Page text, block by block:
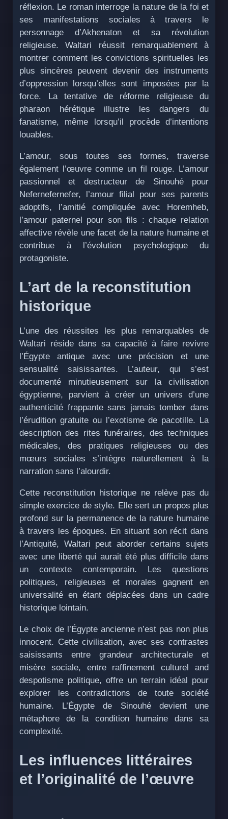
réflexion. Le roman interroge la nature de la foi et
ses manifestations sociales à travers le
personnage d’Akhenaton et sa révolution
religieuse. Waltari réussit remarquablement à
montrer comment les convictions spirituelles les
plus sincères peuvent devenir des instruments
d’oppression lorsqu’elles sont imposées par la
force. La tentative de réforme religieuse du
pharaon hérétique illustre les dangers du
fanatisme, même lorsqu’il procède d’intentions
louables.
L’amour, sous toutes ses formes, traverse
également l’œuvre comme un fil rouge. L’amour
passionnel et destructeur de Sinouhé pour
Nefernefernefer, l’amour filial pour ses parents
adoptifs, l’amitié compliquée avec Horemheb,
l’amour paternel pour son fils : chaque relation
affective révèle une facet de la nature humaine et
contribue à l’évolution psychologique du
protagoniste.
L’art de la reconstitution
historique
L’une des réussites les plus remarquables de
Waltari réside dans sa capacité à faire revivre
l’Égypte antique avec une précision et une
sensualité saisissantes. L’auteur, qui s’est
documenté minutieusement sur la civilisation
égyptienne, parvient à créer un univers d’une
authenticité frappante sans jamais tomber dans
l’érudition gratuite ou l’exotisme de pacotille. La
description des rites funéraires, des techniques
médicales, des pratiques religieuses ou des
mœurs sociales s’intègre naturellement à la
narration sans l’alourdir.
Cette reconstitution historique ne relève pas du
simple exercice de style. Elle sert un propos plus
profond sur la permanence de la nature humaine
à travers les époques. En situant son récit dans
l’Antiquité, Waltari peut aborder certains sujets
avec une liberté qui aurait été plus difficile dans
un contexte contemporain. Les questions
politiques, religieuses et morales gagnent en
universalité en étant déplacées dans un cadre
historique lointain.
Le choix de l’Égypte ancienne n’est pas non plus
innocent. Cette civilisation, avec ses contrastes
saisissants entre grandeur architecturale et
misère sociale, entre raffinement culturel and
despotisme politique, offre un terrain idéal pour
explorer les contradictions de toute société
humaine. L’Égypte de Sinouhé devient une
métaphore de la condition humaine dans sa
complexité.
Les influences littéraires
et l’originalité de l’œuvre